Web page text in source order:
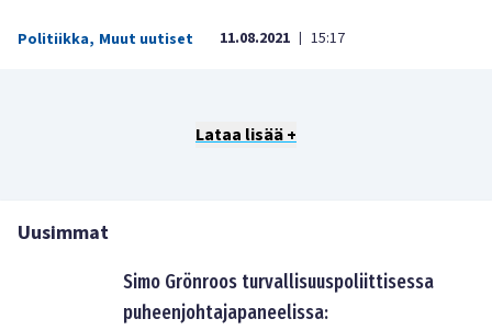
Politiikka, Muut uutiset 11.08.2021 | 15:17
Lataa lisää +
Uusimmat
Simo Grönroos turvallisuuspoliittisessa
puheenjohtajapaneelissa: